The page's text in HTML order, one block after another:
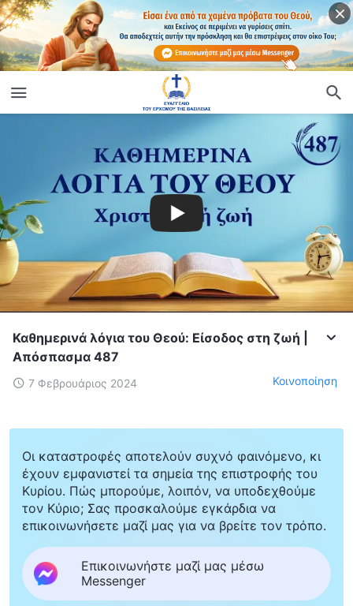
Καθημερινά λόγια του Θεού: Είσοδος στη ζωή |
Απόσπασμα 487
7 Φεβρουάριος 2024 Κοινοποίηση
Οι καταστροφές αποτελούν συχνό φαινόμενο, κι
έχουν εμφανιστεί τα σημεία της επιστροφής του
Κυρίου. Πώς μπορούμε, λοιπόν, να υποδεχθούμε
τον Κύριο; Σας προσκαλούμε εγκάρδια να
επικοινωνήσετε μαζί μας για να βρείτε τον τρόπο.
Επικοινωνήστε μαζί μας μέσω
Messenger